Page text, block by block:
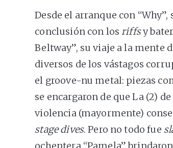
Desde el arranque con
conclusión con losriffsy
Beltway”, su viaje a la mente
diversos de los vástagos
el groove-nu metal: piezas
se encargaron de que La (2)
violencia (mayormente)
stage dives. Pero no todo fue